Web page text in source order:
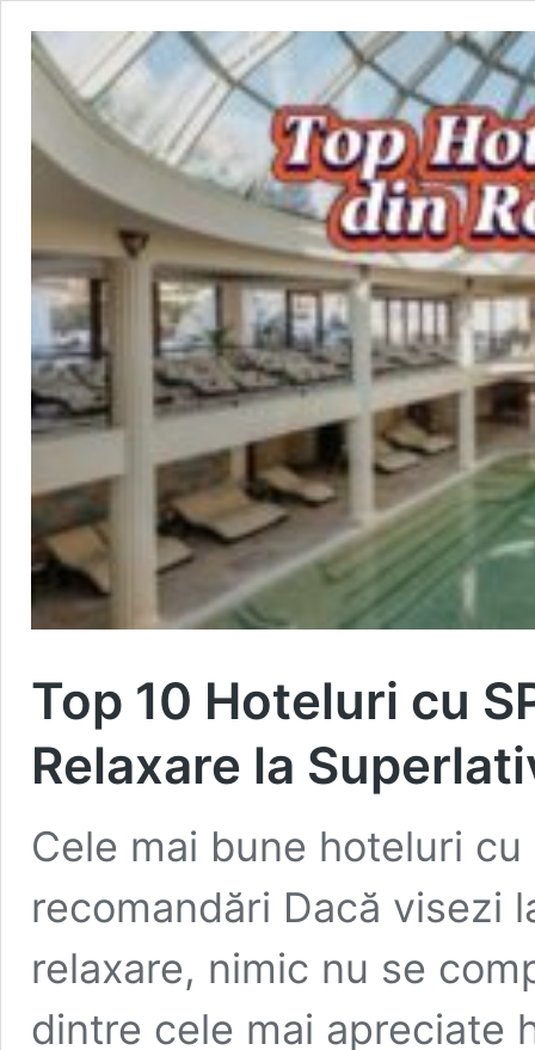
Top 10 Hoteluri cu
Relaxare la
Cele mai bune hoteluri cu
recomandări Dacă visezi
relaxare, nimic nu se
dintre cele mai apreciate